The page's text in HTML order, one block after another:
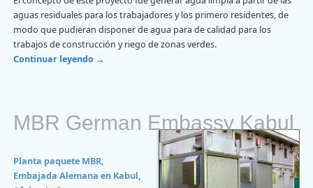
aguas residuales para los trabajadores y los primero residentes, de
modo que pudieran disponer de agua para de calidad para los
trabajos de construcción y riego de zonas verdes.
Continuar leyendo →
MBR German Embassy Kabul
Planta paquete MBR,
Embajada Alemana en Kabul,